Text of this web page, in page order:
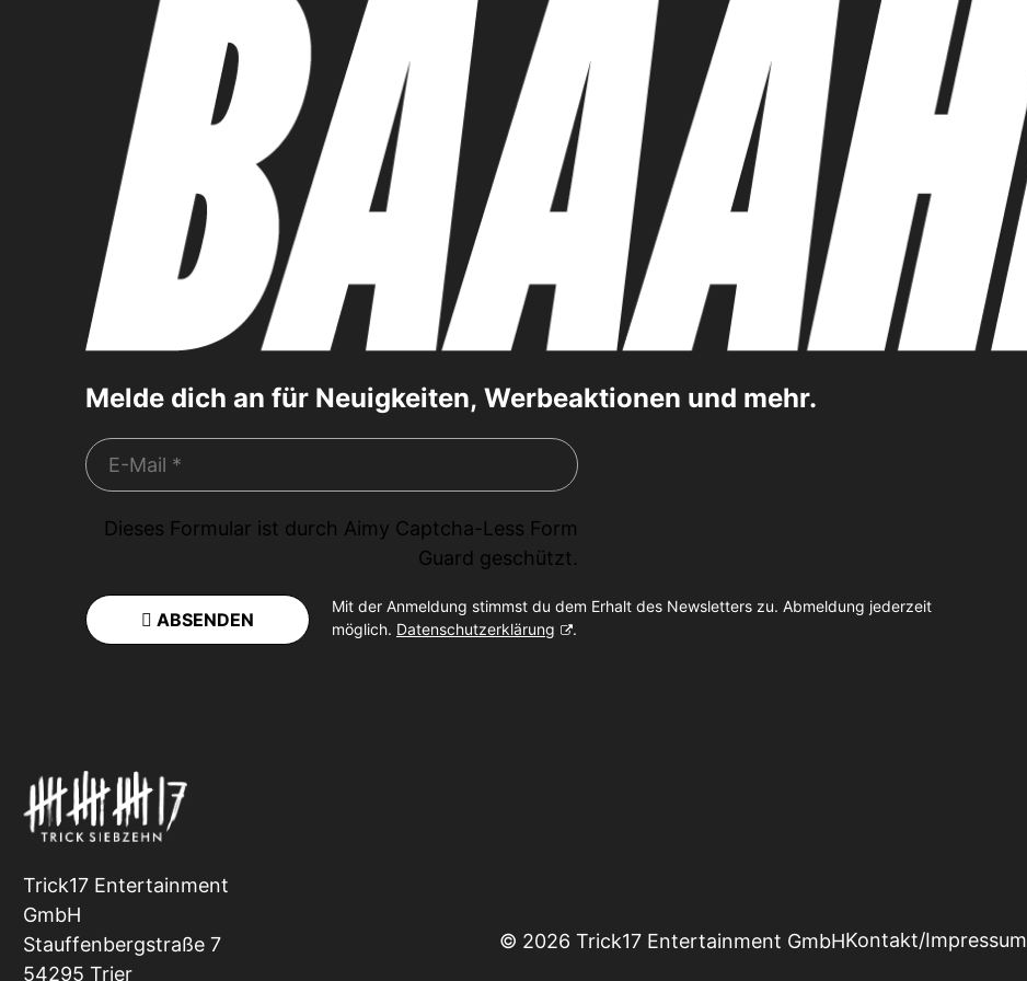
Melde dich an für Neuigkeiten, Werbeaktionen und mehr.
Dieses Formular ist durch Aimy Captcha-Less Form
Guard geschützt.
ABSENDEN
Mit der Anmeldung stimmst du dem Erhalt des Newsletters zu. Abmeldung jederzeit
möglich. Datenschutzerklärung .
Trick17 Entertainment
GmbH
Stauffenbergstraße 7
54295 Trier
© 2026 Trick17 Entertainment GmbHKontakt/Impressum